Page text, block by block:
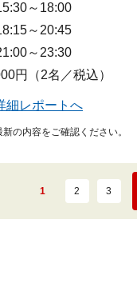
～18:00
～20:45
～23:30
円（2名／税込）
細レポートへ
の内容をご確認ください。
1 2 3